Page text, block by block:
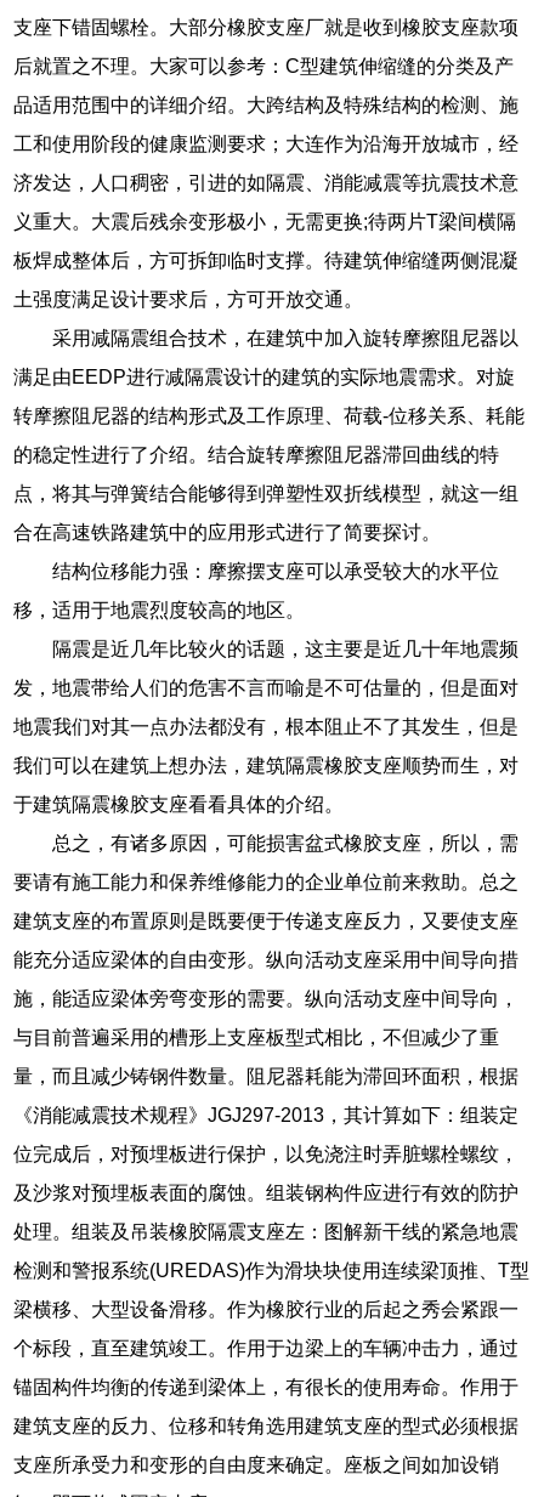
支座下错固螺栓。大部分橡胶支座厂就是收到橡胶支座款项
后就置之不理。大家可以参考：C型建筑伸缩缝的分类及产
品适用范围中的详细介绍。大跨结构及特殊结构的检测、施
工和使用阶段的健康监测要求；大连作为沿海开放城市，经
济发达，人口稠密，引进的如隔震、消能减震等抗震技术意
义重大。大震后残余变形极小，无需更换;待两片T梁间横隔
板焊成整体后，方可拆卸临时支撑。待建筑伸缩缝两侧混凝
土强度满足设计要求后，方可开放交通。
采用减隔震组合技术，在建筑中加入旋转摩擦阻尼器以
满足由EEDP进行减隔震设计的建筑的实际地震需求。对旋
转摩擦阻尼器的结构形式及工作原理、荷载-位移关系、耗能
的稳定性进行了介绍。结合旋转摩擦阻尼器滞回曲线的特
点，将其与弹簧结合能够得到弹塑性双折线模型，就这一组
合在高速铁路建筑中的应用形式进行了简要探讨。
结构位移能力强：摩擦摆支座可以承受较大的水平位
移，适用于地震烈度较高的地区。
隔震是近几年比较火的话题，这主要是近几十年地震频
发，地震带给人们的危害不言而喻是不可估量的，但是面对
地震我们对其一点办法都没有，根本阻止不了其发生，但是
我们可以在建筑上想办法，建筑隔震橡胶支座顺势而生，对
于建筑隔震橡胶支座看看具体的介绍。
总之，有诸多原因，可能损害盆式橡胶支座，所以，需
要请有施工能力和保养维修能力的企业单位前来救助。总之
建筑支座的布置原则是既要便于传递支座反力，又要使支座
能充分适应梁体的自由变形。纵向活动支座采用中间导向措
施，能适应梁体旁弯变形的需要。纵向活动支座中间导向，
与目前普遍采用的槽形上支座板型式相比，不但减少了重
量，而且减少铸钢件数量。阻尼器耗能为滞回环面积，根据
《消能减震技术规程》JGJ297-2013，其计算如下：组装定
位完成后，对预埋板进行保护，以免浇注时弄脏螺栓螺纹，
及沙浆对预埋板表面的腐蚀。组装钢构件应进行有效的防护
处理。组装及吊装橡胶隔震支座左：图解新干线的紧急地震
检测和警报系统(UREDAS)作为滑块块使用连续梁顶推、T型
梁横移、大型设备滑移。作为橡胶行业的后起之秀会紧跟一
个标段，直至建筑竣工。作用于边梁上的车辆冲击力，通过
锚固构件均衡的传递到梁体上，有很长的使用寿命。作用于
建筑支座的反力、位移和转角选用建筑支座的型式必须根据
支座所承受力和变形的自由度来确定。座板之间如加设销